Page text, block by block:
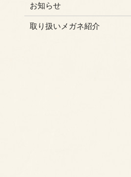
お知らせ
取り扱いメガネ紹介